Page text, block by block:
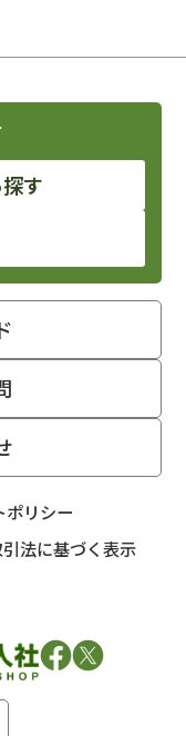
す
ポリシー
法に基づく表示